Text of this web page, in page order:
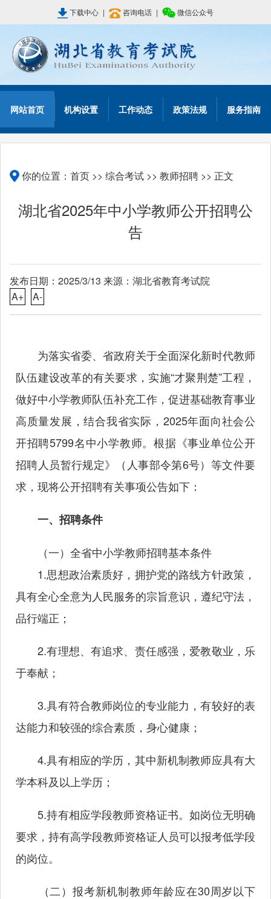
下载中心 | 咨询电话 | 微信公众号
网站首页 机构设置 工作动态 政策法规 服务指南
你的位置： 首页 >> 综合考试 >> 教师招聘 >> 正文
湖北省2025年中小学教师公开招聘公
告
发布日期：2025/3/13 来源：湖北省教育考试院
A+
A-
为落实省委、省政府关于全面深化新时代教师
队伍建设改革的有关要求，实施“才聚荆楚”工程，
做好中小学教师队伍补充工作，促进基础教育事业
高质量发展，结合我省实际，2025年面向社会公
开招聘5799名中小学教师。根据《事业单位公开
招聘人员暂行规定》（人事部令第6号）等文件要
求，现将公开招聘有关事项公告如下：
一、招聘条件
（一）全省中小学教师招聘基本条件
1.思想政治素质好，拥护党的路线方针政策，
具有全心全意为人民服务的宗旨意识，遵纪守法，
品行端正；
2.有理想、有追求、责任感强，爱教敬业，乐
于奉献；
3.具有符合教师岗位的专业能力，有较好的表
达能力和较强的综合素质，身心健康；
4.具有相应的学历，其中新机制教师应具有大
学本科及以上学历；
5.持有相应学段教师资格证书。如岗位无明确
要求，持有高学段教师资格证人员可以报考低学段
的岗位。
（二）报考新机制教师年龄应在30周岁以下